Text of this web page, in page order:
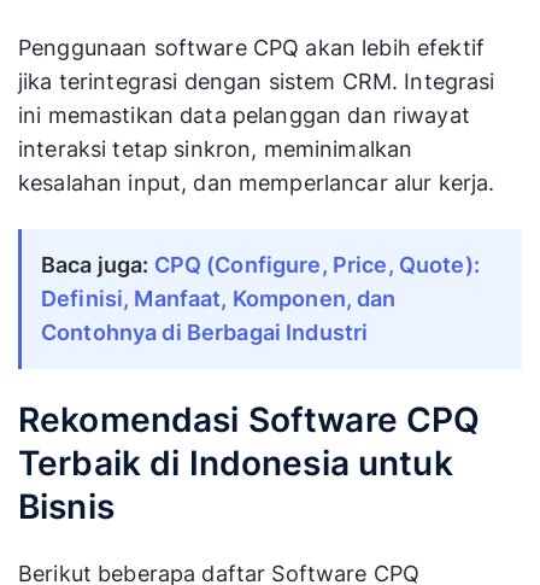
Penggunaan software CPQ akan lebih efektif
jika terintegrasi dengan sistem CRM. Integrasi
ini memastikan data pelanggan dan riwayat
interaksi tetap sinkron, meminimalkan
kesalahan input, dan memperlancar alur kerja.
Baca juga: CPQ (Configure, Price, Quote):
Definisi, Manfaat, Komponen, dan
Contohnya di Berbagai Industri
Rekomendasi Software CPQ
Terbaik di Indonesia untuk
Bisnis
Berikut beberapa daftar Software CPQ